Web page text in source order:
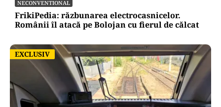
NECONVENTIONAL
FrikiPedia: răzbunarea electrocasnicelor.
Românii îl atacă pe Bolojan cu fierul de călcat
EXCLUSIV
EXCLUSIV